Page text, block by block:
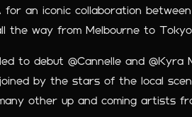
for an iconic collaboration
the way from Melbourne to
to debut @Cannelle and
joined by the stars of the local
other up and coming artists